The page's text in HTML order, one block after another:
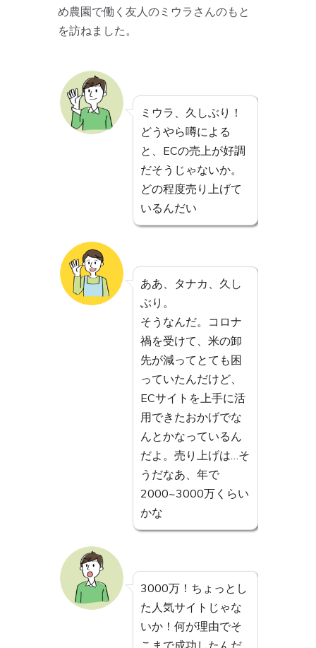
め農園で働く友人のミウラさんのもと
を訪ねました。
ミウラ、久しぶり！
どうやら噂による
と、ECの売上が好調
だそうじゃないか。
どの程度売り上げて
いるんだい
ああ、タナカ、久し
ぶり。
そうなんだ。コロナ
禍を受けて、米の卸
先が減ってとても困
っていたんだけど、
ECサイトを上手に活
用できたおかげでな
んとかなっているん
だよ。売り上げは…そ
うだなあ、年で
2000~3000万くらい
かな
3000万！ちょっとし
た人気サイトじゃな
いか！何が理由でそ
こまで成功したんだ